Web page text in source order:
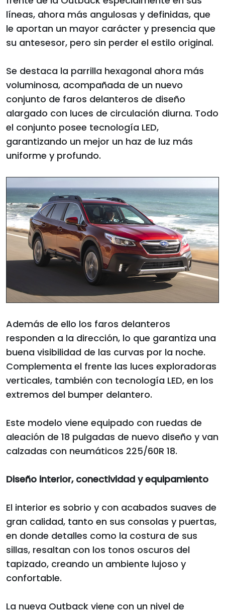
líneas, ahora más angulosas y definidas, que
le aportan un mayor carácter y presencia que
su antesesor, pero sin perder el estilo original.
Se destaca la parrilla hexagonal ahora más
voluminosa, acompañada de un nuevo
conjunto de faros delanteros de diseño
alargado con luces de circulación diurna. Todo
el conjunto posee tecnología LED,
garantizando un mejor un haz de luz más
uniforme y profundo.
Además de ello los faros delanteros
responden a la dirección, lo que garantiza una
buena visibilidad de las curvas por la noche.
Complementa el frente las luces exploradoras
verticales, también con tecnología LED, en los
extremos del bumper delantero.
Este modelo viene equipado con ruedas de
aleación de 18 pulgadas de nuevo diseño y van
calzadas con neumáticos 225/60R 18.
Diseño interior, conectividad y equipamiento
El interior es sobrio y con acabados suaves de
gran calidad, tanto en sus consolas y puertas,
en donde detalles como la costura de sus
sillas, resaltan con los tonos oscuros del
tapizado, creando un ambiente lujoso y
confortable.
La nueva Outback viene con un nivel de